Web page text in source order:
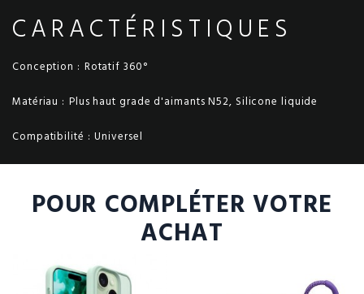
CARACTÉRISTIQUES
Conception : Rotatif 360°
Matériau : Plus haut grade d'aimants N52, Silicone liquide
Compatibilité : Universel
POUR COMPLÉTER VOTRE
ACHAT